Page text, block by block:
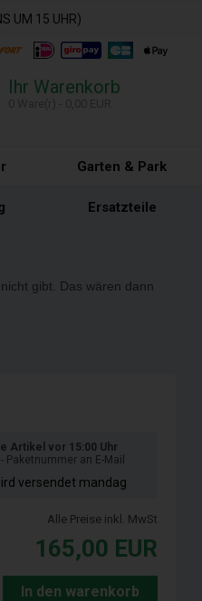
UM 15 UHR)
Ihr Warenkorb
Garten & Park
Ersatzteile
gibt. Das wären dann
Artikel vor 15:00 Uhr
Paketnummer an E-Mail
versendet mandag
Alle Preise inkl. MwSt
165,00 EUR
In den warenkorb